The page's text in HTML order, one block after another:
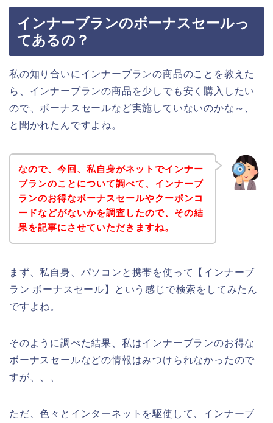
インナーブランのボーナスセールっ
てあるの？
私の知り合いにインナーブランの商品のことを教えた
ら、インナーブランの商品を少しでも安く購入したい
ので、ボーナスセールなど実施していないのかな～、
と聞かれたんですよね。
なので、今回、私自身がネットでインナー
ブランのことについて調べて、インナーブ
ランのお得なボーナスセールやクーポンコ
ードなどがないかを調査したので、その結
果を記事にさせていただきますね。
まず、私自身、パソコンと携帯を使って【インナーブ
ラン ボーナスセール】という感じで検索をしてみたん
ですよね。
そのように調べた結果、私はインナーブランのお得な
ボーナスセールなどの情報はみつけられなかったので
すが、、、
ただ、色々とインターネットを駆使して、インナーブ